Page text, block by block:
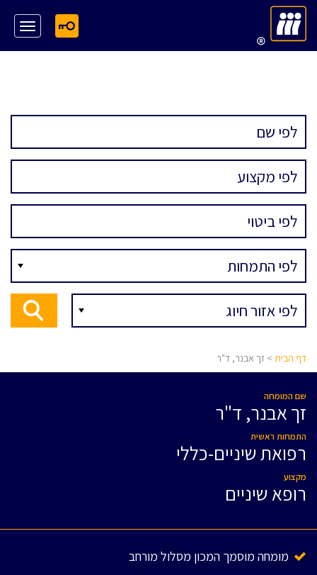
דף הבית > זך אבנר, ד"ר
שם המומחה
זך אבנר, ד"ר
התמחות ראשית
רפואת שיניים-כללי
מקצוע
רופא שיניים
מומחה מוסמך המכון מסלול מורחב